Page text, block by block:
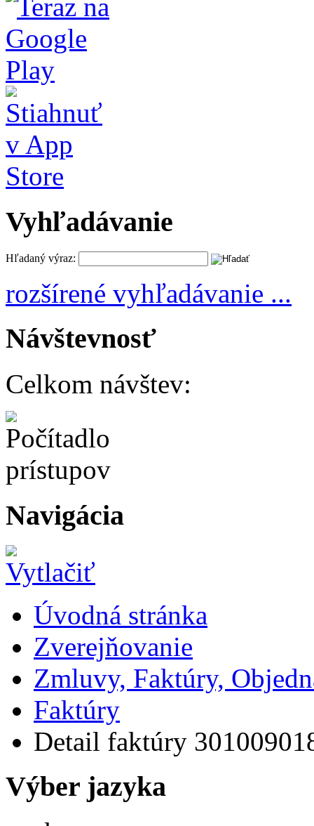
Vyhľadávanie
Hľadaný výraz:
rozšírené vyhľadávanie ...
Návštevnosť
Celkom návštev:
Navigácia
Úvodná stránka
Zverejňovanie
Zmluvy, Faktúry,
Faktúry
Detail faktúry
Výber jazyka